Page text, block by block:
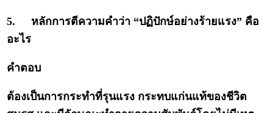
5.
หลักการตีความคำว่า “ปฏิปักษ์อย่างร้ายแรง” คือ
อะไร
คำตอบ
ต้องเป็นการกระทำที่รุนแรง กระทบแก่นแท้ของชีวิต